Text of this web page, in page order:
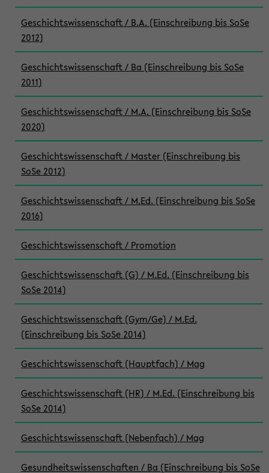
Geschichtswissenschaft / B.A. (Einschreibung bis SoSe
2012)
Geschichtswissenschaft / Ba (Einschreibung bis SoSe
2011)
Geschichtswissenschaft / M.A. (Einschreibung bis SoSe
2020)
Geschichtswissenschaft / Master (Einschreibung bis
SoSe 2012)
Geschichtswissenschaft / M.Ed. (Einschreibung bis SoSe
2016)
Geschichtswissenschaft / Promotion
Geschichtswissenschaft (G) / M.Ed. (Einschreibung bis
SoSe 2014)
Geschichtswissenschaft (Gym/Ge) / M.Ed.
(Einschreibung bis SoSe 2014)
Geschichtswissenschaft (Hauptfach) / Mag
Geschichtswissenschaft (HR) / M.Ed. (Einschreibung bis
SoSe 2014)
Geschichtswissenschaft (Nebenfach) / Mag
Gesundheitswissenschaften / Ba (Einschreibung bis SoSe